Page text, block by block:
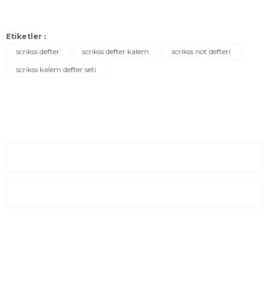
Etiketler :
scrikss defter
scrikss defter kalem
scrikss not defteri
scrikss kalem defter seti